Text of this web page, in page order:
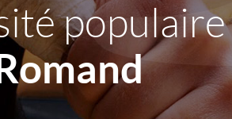
populaire